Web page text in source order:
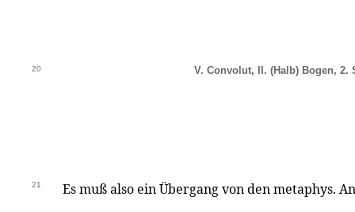
20 V. Convolut, II. (Halb) Bogen, 2.
21 Es muß also ein Übergang von den metaphys.